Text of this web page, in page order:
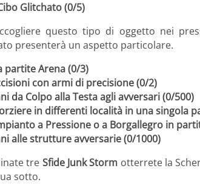
Glitchato (0/5)
questo tipo di oggetto nei
presenterà un aspetto particolare.
partite Arena (0/3)
con armi di precisione (0/2)
da Colpo alla Testa agli avversari (0/500)
in differenti località in una singola
a Pressione o a Borgallegro in
alle strutture avversarie (0/1000)
tre Sfide Junk Storm otterrete la
sotto.